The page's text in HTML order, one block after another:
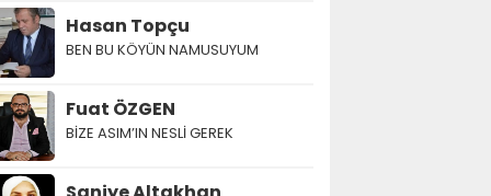
Hasan Topçu
BEN BU KÖYÜN NAMUSUYUM
Fuat ÖZGEN
BİZE ASIM’IN NESLİ GEREK